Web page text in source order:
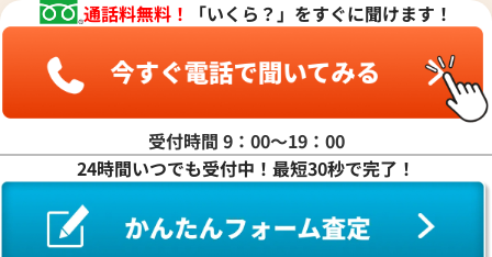
イトジャスト 126333 グレ
ロレックス デイトジャスト
ワイト文字盤
通話料無料！ 「いくら？」をすぐに聞けます！
受付時間 9：00〜19：00
24時間いつでも受付中！最短30秒で完了！